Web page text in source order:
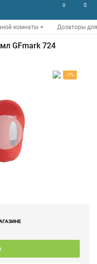
0 0
комнаты Дозаторы
GFmark 724
-7%